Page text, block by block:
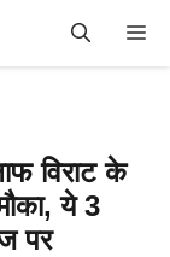
विराट के
ये 3
पर